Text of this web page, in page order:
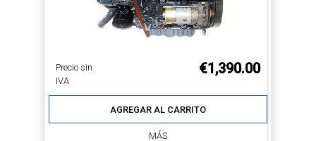
Precio sin
IVA
€1,390.00
AGREGAR AL CARRITO
MÁS